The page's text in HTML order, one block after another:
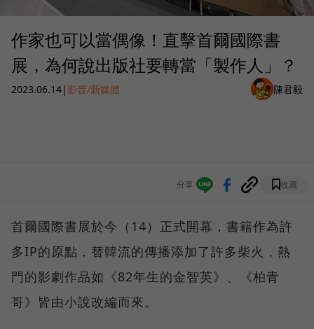
作家也可以當偶像！直擊首爾國際書
展，為何說出版社要轉當「製作人」？
2023.06.14| 影音/新媒體 陳君毅
分享 收藏
首爾國際書展於今（14）正式開幕，書籍作為許
多IP的原點，替韓流的傳播添加了許多柴火，熱
門的影劇作品如《82年生的金智英》、《柏青
哥》皆由小說改編而來。